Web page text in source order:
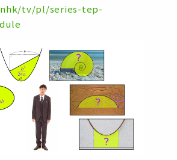
tv/pl/series-tep-